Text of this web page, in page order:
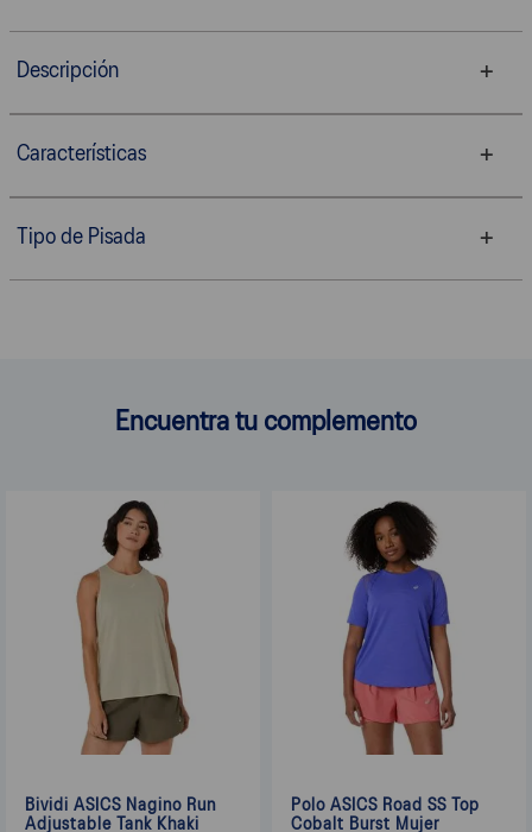
Descripción
Características
Tipo de Pisada
Encuentra tu complemento
Bividi ASICS Nagino Run
Adjustable Tank Khaki
Polo ASICS Road SS Top
Cobalt Burst Mujer